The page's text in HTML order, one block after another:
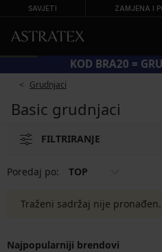
SAVJETI ZAMJENA I
KOD BRA20 =
Grudnjaci
Basic grudnjaci
FILTRIRANJE
Poredaj po: TOP
Traženi sadržaj nije pronađen.
Najpopularniji brendovi